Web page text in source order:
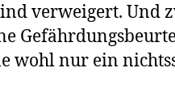
verweigert. Und
wohl nur ein